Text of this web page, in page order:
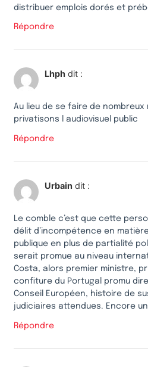
distribuer emplois dorés et
Répondre
Lhph dit :
Au lieu de se faire de nombreux
privatisons l audiovisuel public
Répondre
Urbain dit :
Le comble c’est que cette
délit d’incompétence en
publique en plus de partialité
serait promue au niveau
Costa, alors premier ministre,
confiture du Portugal promu
Conseil Européen, histoire de
judiciaires attendues. Encore
Répondre